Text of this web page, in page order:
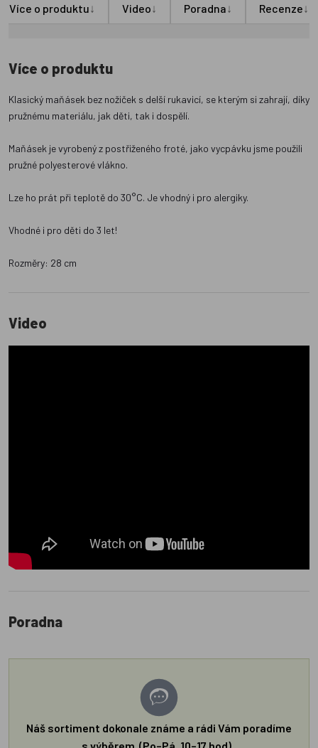
Více o produktu↓ Video↓ Poradna↓ Recenze↓
Více o produktu
Klasický maňásek bez nožiček s delší rukavicí, se kterým si zahrají, díky
pružnému materiálu, jak děti, tak i dospělí.
Maňásek je vyrobený z postřiženého froté, jako vycpávku jsme použili
pružné polyesterové vlákno.
Lze ho prát při teplotě do 30°C. Je vhodný i pro alergiky.
Vhodné i pro děti do 3 let!
Rozměry: 28 cm
Video
Poradna
Náš sortiment dokonale známe a rádi Vám poradíme